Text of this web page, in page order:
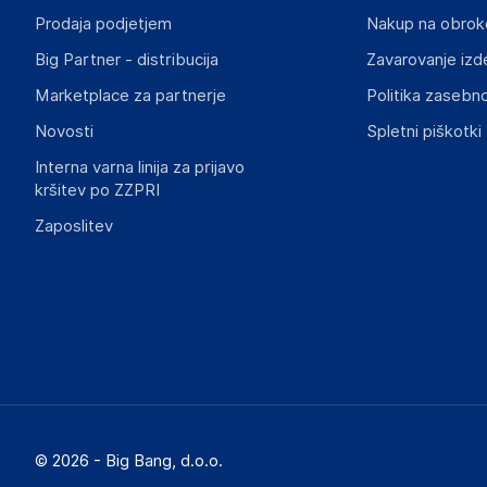
Prodaja podjetjem
Big Partner - distribucija
Marketplace za partnerje
Novosti
Interna varna linija za prijavo
kršitev po ZZPRI
Zaposlitev
Nakup na
Zavarovanje
Politika
Spletni piškotki
© 2026 - Big Bang, d.o.o.